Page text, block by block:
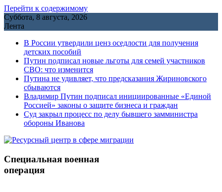
Перейти к содержимому
Суббота, 8 августа, 2026
Лента
В России утвердили ценз оседлости для получения
детских пособий
Путин подписал новые льготы для семей участников
СВО: что изменится
Путина не удивляет, что предсказания Жириновского
сбываются
Владимир Путин подписал инициированные «Единой
Россией» законы о защите бизнеса и граждан
Cуд закрыл процесс по делу бывшего замминистра
обороны Иванова
Специальная военная
операция